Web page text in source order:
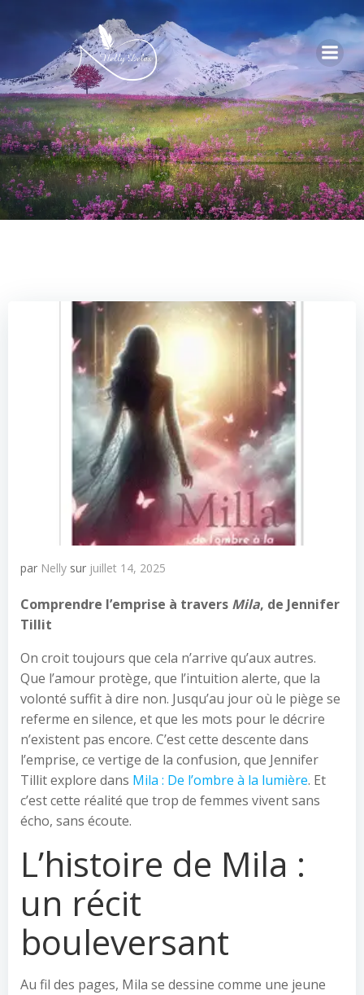
par Nelly sur juillet 14, 2025
Comprendre l’emprise à travers Mila, de Jennifer
Tillit
On croit toujours que cela n’arrive qu’aux autres.
Que l’amour protège, que l’intuition alerte, que la
volonté suffit à dire non. Jusqu’au jour où le piège se
referme en silence, et que les mots pour le décrire
n’existent pas encore. C’est cette descente dans
l’emprise, ce vertige de la confusion, que Jennifer
Tillit explore dans Mila : De l’ombre à la lumière. Et
c’est cette réalité que trop de femmes vivent sans
écho, sans écoute.
L’histoire de Mila :
un récit
bouleversant
Au fil des pages, Mila se dessine comme une jeune